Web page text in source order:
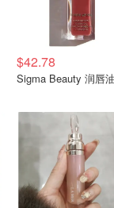
$42.78
Sigma Beauty 润唇